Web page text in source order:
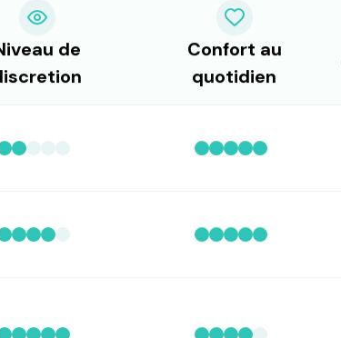
de
Confort au
quotidien